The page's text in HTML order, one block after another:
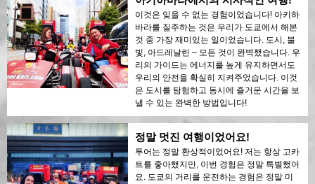
이것은 잊을 수 없는 경험이었습니다! 아키하
바라를 질주하는 것은 우리가 도쿄에서 해본
것 중 가장 재미있는 일이었습니다. 도시, 불
빛, 아드레날린 – 모든 것이 완벽했습니다. 우
리의 가이드는 에너지를 높게 유지하면서도
우리의 안전을 확실히 지켜주었습니다. 이것
은 도시를 탐험하고 동시에 즐거운 시간을 보
낼 수 있는 완벽한 방법입니다!
정말 멋진 여행이었어요!
투어는 정말 환상적이었어요! 저는 항상 고카
트를 좋아했지만, 이번 경험은 정말 특별했어
요. 도쿄의 거리를 운전하는 경험은 정말 미